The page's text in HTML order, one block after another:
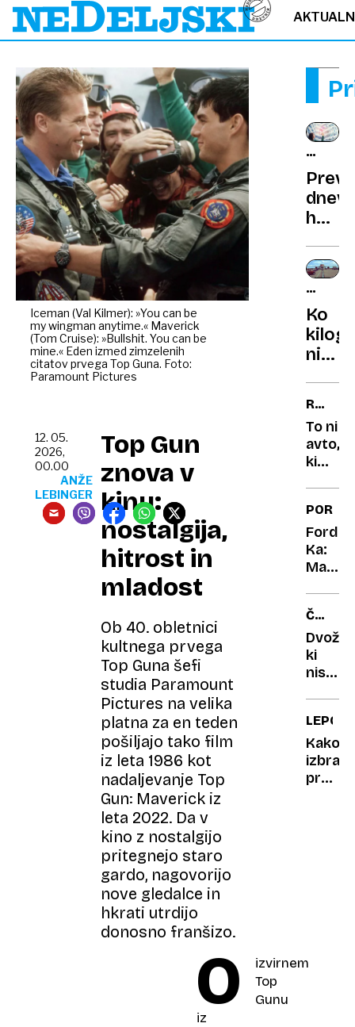
Iceman (Val Kilmer): »You can be
my wingman anytime.« Maverick
(Tom Cruise): »Bullshit. You can be
mine.« Eden izmed zimzelenih
citatov prvega Top Guna. Foto:
Paramount Pictures
Top Gun
znova v
kinu:
nostalgija,
hitrost in
mladost
Ob 40. obletnici
kultnega prvega
Top Guna šefi
studia Paramount
Pictures na velika
platna za en teden
pošiljajo tako film
iz leta 1986 kot
nadaljevanje Top
Gun: Maverick iz
leta 2022. Da v
kino z nostalgijo
pritegnejo staro
gardo, nagovorijo
nove gledalce in
hkrati utrdijo
donosno franšizo.
12. 05.
2026,
00.00
ANŽE
LEBINGER
O
izvirnem
Top
Gunu
iz
KAJ
NAS
ČAKA?
in
na
ENOTE
Ko
ni
ki
so
CLIO
To ni
avto,
ki
vozila
dedek
in
babica
Ford
Ka:
Mali
je
upal
biti
čuden
ČUDNI
ki
niso
LEPOTA
Kako
izbrati
pravo